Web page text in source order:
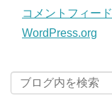
コメントフィード
WordPress.org